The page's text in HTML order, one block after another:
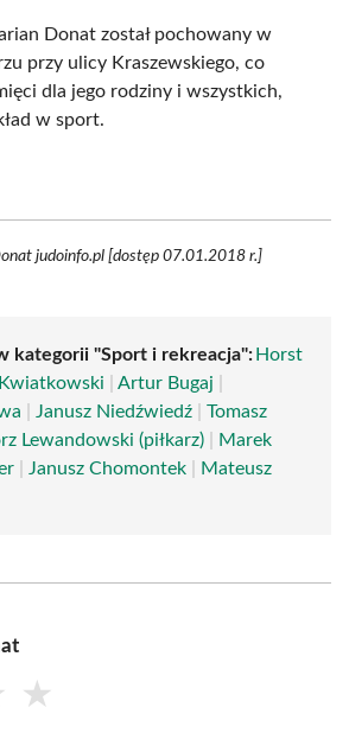
Donat został pochowany w
przy ulicy Kraszewskiego, co
dla jego rodziny i wszystkich,
w sport.
judoinfo.pl [dostęp 07.01.2018 r.]
kategorii "Sport i rekreacja": Horst
Artur Bugaj
Janusz Niedźwiedź
Tomasz
Lewandowski (piłkarz)
Marek
Janusz Chomontek
Mateusz
★